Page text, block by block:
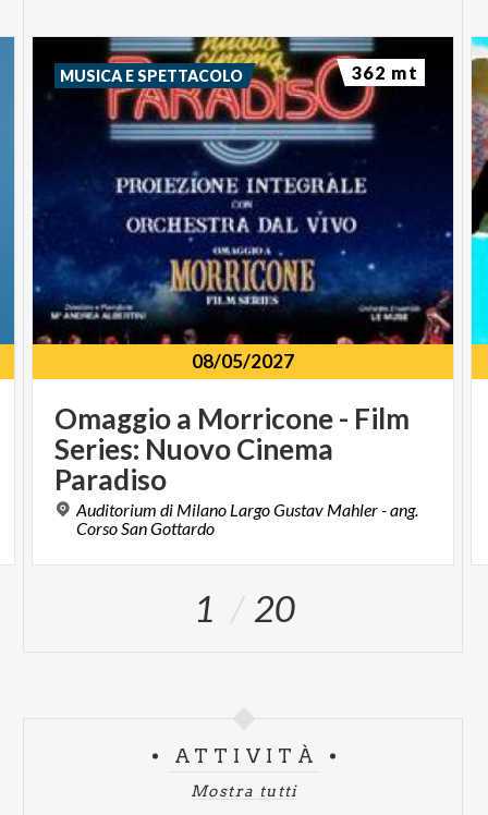
08/05/2027
Omaggio a Morricone - Film
Series: Nuovo Cinema
Paradiso
Auditorium di Milano Largo Gustav Mahler - ang.
Corso San Gottardo
MUSICA E SPETTACOLO 362 mt
1 20
ATTIVITÀ
Mostra tutti